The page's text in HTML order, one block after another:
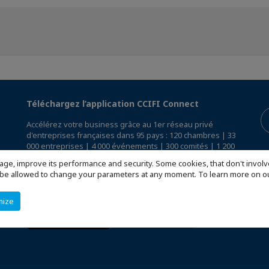
improve its performance and security. Some cookies, that don't
allowed to change your parameters at any moment. To learn more on
Téléchargez l’application CCIFI Connect
Accélérez votre business grâce au 1er réseau privé
d'entreprises françaises dans 95 pays : 120 chambres | 33
000 entreprises | 4 000 événements | 300 comités | 1 200
Réservée exclusivement aux membres des CCI Françaises